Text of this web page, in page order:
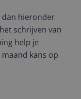
dan hieronder
schrijven van
help je
kans op